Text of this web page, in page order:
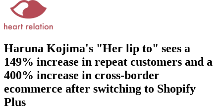
Haruna Kojima's "Her lip to" sees a
149% increase in repeat customers and a
400% increase in cross-border
ecommerce after switching to Shopify
Plus